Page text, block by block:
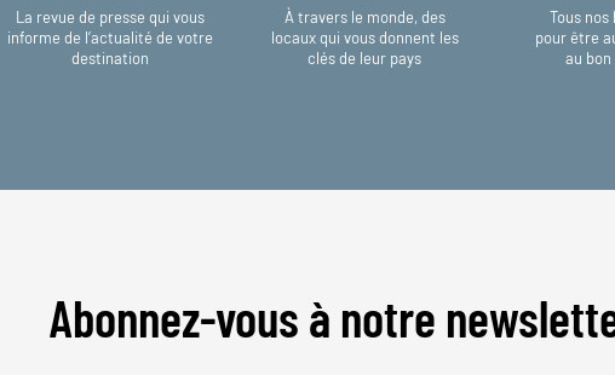
La revue de presse qui vous
informe de l’actualité de votre
destination
À travers le monde, des
locaux qui vous donnent les
clés de leur pays
Tous nos
pour être
au
Abonnez-vous à notre